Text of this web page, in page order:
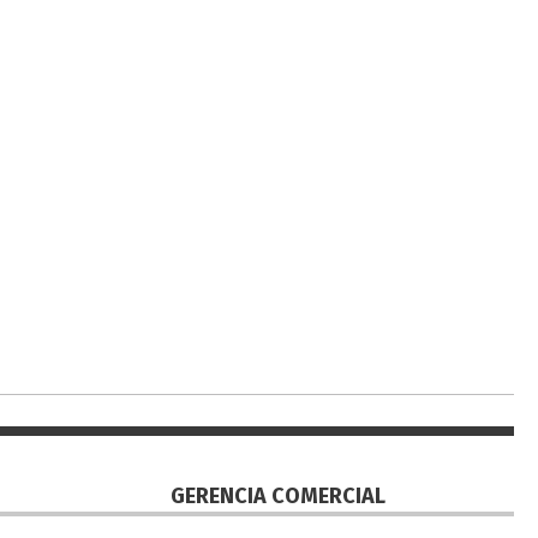
GERENCIA COMERCIAL